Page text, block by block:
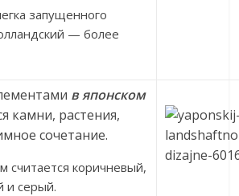
запущенного
— более
в японском
камни, растения,
сочетание.
считается коричневый,
и серый.